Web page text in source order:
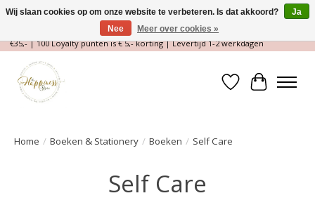
Magische Conceptstore, Edelstenen & Spirituele winkel | Gratis verzending >
€35,- | 100 Loyalty punten is € 5,- korting | Levertijd 1-2 werkdagen
Verlanglijst
Home / Boeken & Stationery / Boeken / Self Care
Self Care
Wij slaan cookies op om onze website te verbeteren. Is dat akkoord?
Ja
Nee
Meer over cookies »